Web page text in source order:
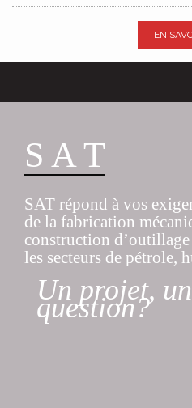
EN
S A T
SAT répond à vos
de la fabrication
construction
les secteurs de pétrole,
Un projet,
question?